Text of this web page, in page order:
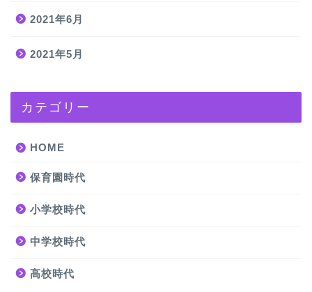
2021年6月
2021年5月
カテゴリー
HOME
保育園時代
小学校時代
中学校時代
高校時代